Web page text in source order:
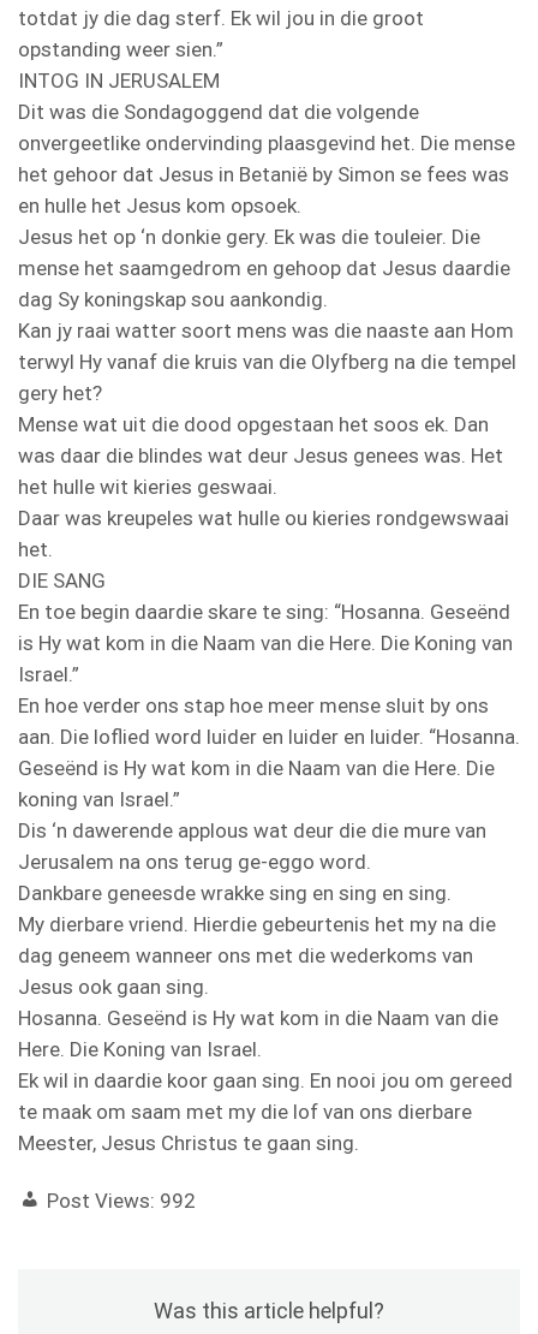
totdat jy die dag sterf. Ek wil jou in die groot
opstanding weer sien.”
INTOG IN JERUSALEM
Dit was die Sondagoggend dat die volgende
onvergeetlike ondervinding plaasgevind het. Die mense
het gehoor dat Jesus in Betanië by Simon se fees was
en hulle het Jesus kom opsoek.
Jesus het op ‘n donkie gery. Ek was die touleier. Die
mense het saamgedrom en gehoop dat Jesus daardie
dag Sy koningskap sou aankondig.
Kan jy raai watter soort mens was die naaste aan Hom
terwyl Hy vanaf die kruis van die Olyfberg na die tempel
gery het?
Mense wat uit die dood opgestaan het soos ek. Dan
was daar die blindes wat deur Jesus genees was. Het
het hulle wit kieries geswaai.
Daar was kreupeles wat hulle ou kieries rondgewswaai
het.
DIE SANG
En toe begin daardie skare te sing: “Hosanna. Geseënd
is Hy wat kom in die Naam van die Here. Die Koning van
Israel.”
En hoe verder ons stap hoe meer mense sluit by ons
aan. Die loflied word luider en luider en luider. “Hosanna.
Geseënd is Hy wat kom in die Naam van die Here. Die
koning van Israel.”
Dis ‘n dawerende applous wat deur die die mure van
Jerusalem na ons terug ge-eggo word.
Dankbare geneesde wrakke sing en sing en sing.
My dierbare vriend. Hierdie gebeurtenis het my na die
dag geneem wanneer ons met die wederkoms van
Jesus ook gaan sing.
Hosanna. Geseënd is Hy wat kom in die Naam van die
Here. Die Koning van Israel.
Ek wil in daardie koor gaan sing. En nooi jou om gereed
te maak om saam met my die lof van ons dierbare
Meester, Jesus Christus te gaan sing.
Post Views: 992
Was this article helpful?